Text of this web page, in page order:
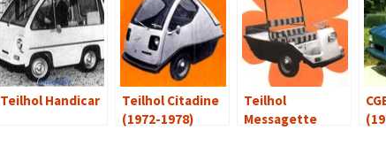
Teilhol Handicar
Teilhol Citadine
(1972-1978)
Teilhol
Messagette